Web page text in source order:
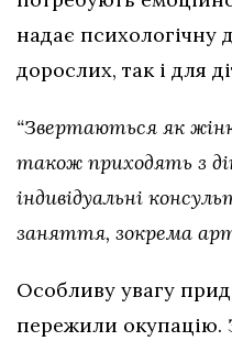
надає психологічну
дорослих, так і для
“Звертаються як
також приходять з
індивідуальні
заняття, зокрема
Особливу увагу
пережили окупацію.